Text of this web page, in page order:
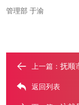
管理部 于渝
上一篇： 抚顺市
返回列表